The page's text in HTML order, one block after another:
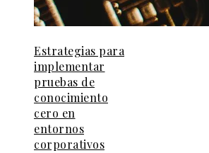
Estrategias para
implementar
pruebas de
conocimiento
cero en
entornos
corporativos